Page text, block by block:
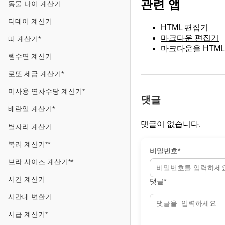
동물 나이 계산기
디데이 계산기
띠 계산기*
렘수면 계산기
로또 세금 계산기*
미사용 연차수당 계산기*
배란일 계산기*
별자리 계산기
복리 계산기**
브라 사이즈 계산기**
시간 계산기
시간대 변환기
시급 계산기*
관련 앱
HTML 편집기
마크다운 편집기
마크다운을 HTML
댓글
댓글이 없습니다.
비밀번호*
댓글*